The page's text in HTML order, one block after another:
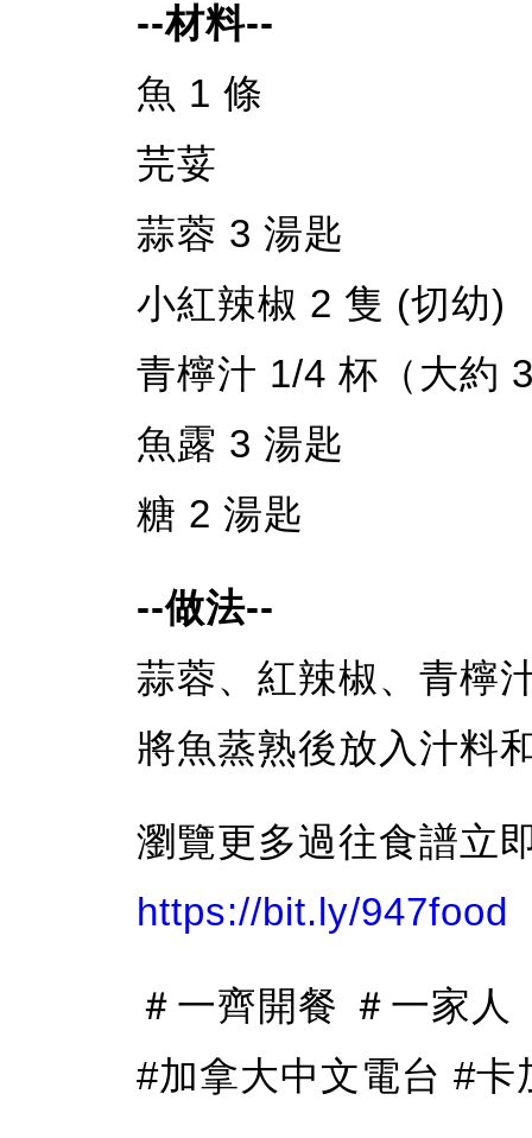
--材料--
魚 1 條
芫荽
蒜蓉 3 湯匙
小紅辣椒 2 隻 (切幼)
青檸汁 1/4 杯（大約
魚露 3 湯匙
糖 2 湯匙
--做法--
蒜蓉、紅辣椒、青檸
將魚蒸熟後放入汁料
瀏覽更多過往食譜立
https://bit.ly/947food
＃一齊開餐 ＃一家
#加拿大中文電台 #